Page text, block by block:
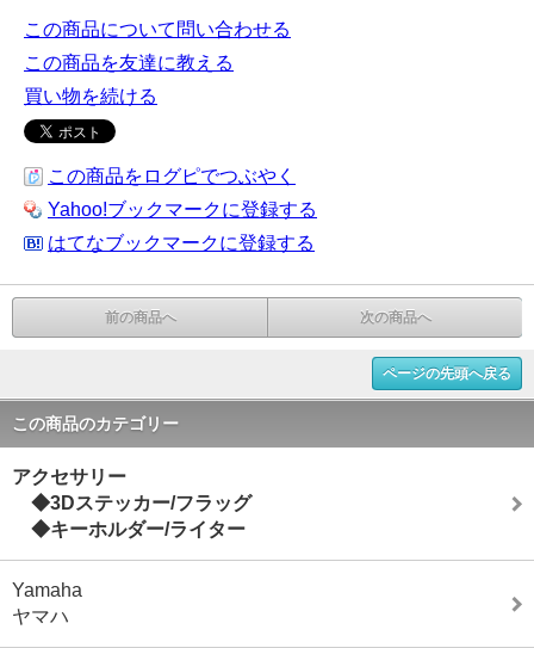
この商品について問い合わせる
この商品を友達に教える
買い物を続ける
この商品をログピでつぶやく
Yahoo!ブックマークに登録する
はてなブックマークに登録する
前の商品へ 次の商品へ
ページの先頭へ戻る
この商品のカテゴリー
アクセサリー
◆3Dステッカー/フラッグ
◆キーホルダー/ライター
Yamaha
ヤマハ